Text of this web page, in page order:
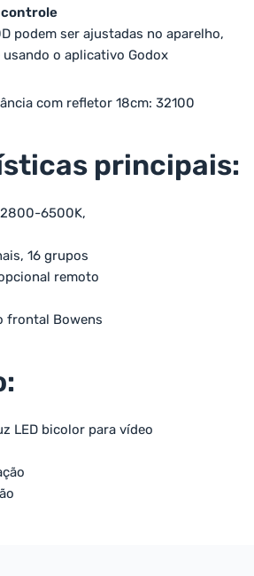
controle
podem ser ajustadas no aparelho,
o aplicativo Godox
com refletor 18cm: 32100
principais:
6500K,
16 grupos
remoto
frontal Bowens
LED bicolor para vídeo